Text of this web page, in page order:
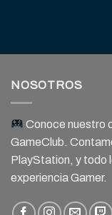
NOSOTROS
Conoce nuestro
GameClub.
PlayStation, y todo
experiencia Gamer.